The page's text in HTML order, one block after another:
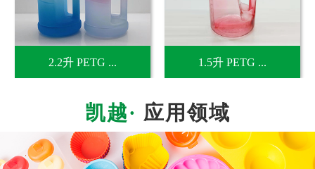
2.2升 PETG ... 1.5升 PETG ...
应用领域